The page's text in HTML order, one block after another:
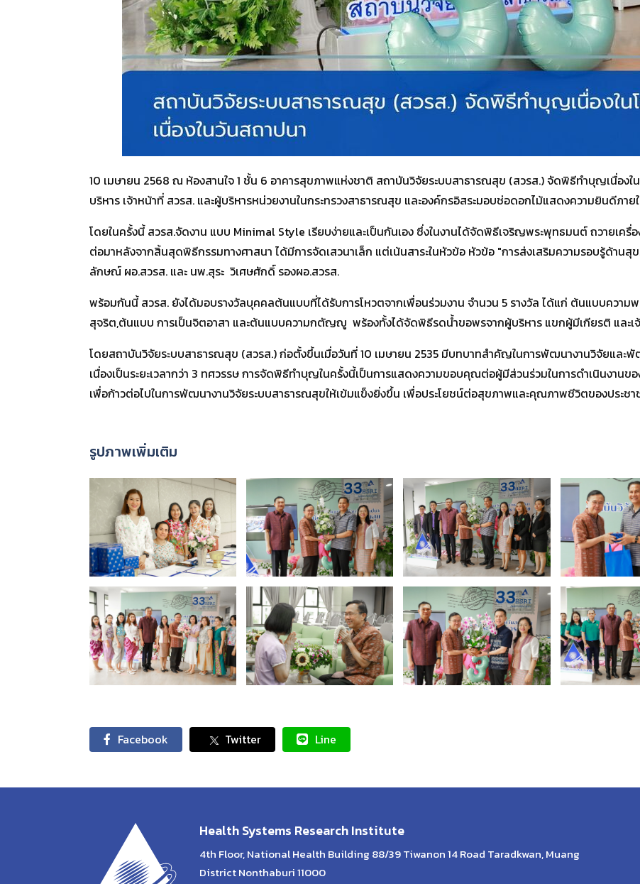
10 เมษายน 2568 ณ ห้องสานใจ 1 ชั้น 6 อาคารสุขภาพแห่งชาติ สถาบันวิจัยระบบสาธารณสุข (สวรส.) จัดพิธีทำบุญเนื่อง
บริหาร เจ้าหน้าที่ สวรส. และผู้บริหารหน่วยงานในกระทรวงสาธารณสุข และองค์กรอิสระมอบช่อดอกไม้แสดงความยินดีภาย
โดยในครั้งนี้ สวรส.จัดงาน แบบ Minimal Style เรียบง่ายและเป็นกันเอง ซึ่งในงานได้จัดพิธีเจริญพระพุทธมนต์ ถวายเครื่
ต่อมาหลังจากสิ้นสุดพิธีกรรมทางศาสนา ได้มีการจัดเสวนาเล็ก แต่เน้นสาระในหัวข้อ หัวข้อ "การส่งเสริมความรอบรู้ด้า
ลักษณ์ ผอ.สวรส. และ นพ.สุระ วิเศษศักดิ์ รองผอ.สวรส.
พร้อมกันนี้ สวรส. ยังได้มอบรางวัลบุคคลต้นแบบที่ได้รับการโหวตจากเพื่อนร่วมงาน จำนวน 5 รางวัล ได้แก่ ต้นแบบควา
สุจริต,ต้นแบบ การเป็นจิตอาสา และต้นแบบความกตัญญู พร้องทั้งได้จัดพิธีรดน้ำขอพรจากผู้บริหาร แขกผู้มีเกียรติ และเ
โดยสถาบันวิจัยระบบสาธารณสุข (สวรส.) ก่อตั้งขึ้นเมื่อวันที่ 10 เมษายน 2535 มีบทบาทสำคัญในการพัฒนางานวิจัยและ
เนื่องเป็นระยะเวลากว่า 3 ทศวรรษ การจัดพิธีทำบุญในครั้งนี้เป็นการแสดงความขอบคุณต่อผู้มีส่วนร่วมในการดำเนินงานข
เพื่อก้าวต่อไปในการพัฒนางานวิจัยระบบสาธารณสุขให้เข้มแข็งยิ่งขึ้น เพื่อประโยชน์ต่อสุขภาพและคุณภาพชีวิตของประช
รูปภาพเพิ่มเติม
Facebook Twitter Line
Health Systems Research Institute
4th Floor, National Health Building 88/39 Tiwanon 14 Road Taradkwan, Muang
District Nonthaburi 11000